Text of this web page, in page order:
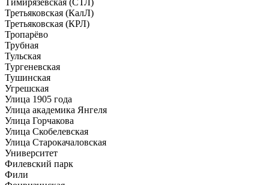
Тимирязевская (СТЛ)
Третьяковская (КалЛ)
Третьяковская (КРЛ)
Тропарёво
Трубная
Тульская
Тургеневская
Тушинская
Угрешская
Улица 1905 года
Улица академика Янгеля
Улица Горчакова
Улица Скобелевская
Улица Старокачаловская
Университет
Филевский парк
Фили